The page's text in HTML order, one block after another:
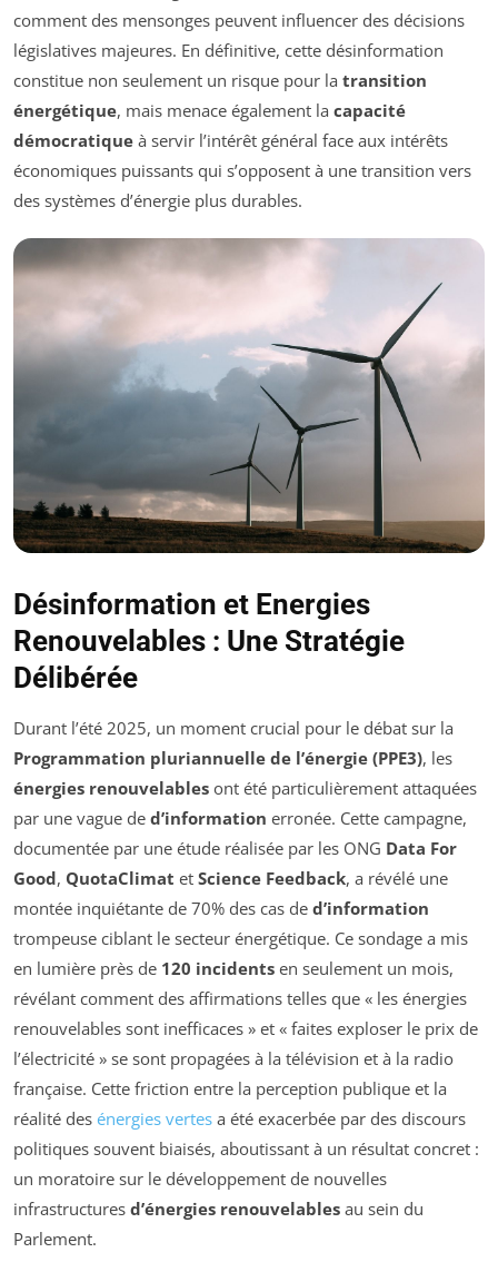
comment des mensonges peuvent influencer des décisions
législatives majeures. En définitive, cette désinformation
constitue non seulement un risque pour la transition
énergétique, mais menace également la capacité
démocratique à servir l’intérêt général face aux intérêts
économiques puissants qui s’opposent à une transition vers
des systèmes d’énergie plus durables.
Désinformation et Energies
Renouvelables : Une Stratégie
Délibérée
Durant l’été 2025, un moment crucial pour le débat sur la
Programmation pluriannuelle de l’énergie (PPE3), les
énergies renouvelables ont été particulièrement attaquées
par une vague de d’information erronée. Cette campagne,
documentée par une étude réalisée par les ONG Data For
Good, QuotaClimat et Science Feedback, a révélé une
montée inquiétante de 70% des cas de d’information
trompeuse ciblant le secteur énergétique. Ce sondage a mis
en lumière près de 120 incidents en seulement un mois,
révélant comment des affirmations telles que « les énergies
renouvelables sont inefficaces » et « faites exploser le prix de
l’électricité » se sont propagées à la télévision et à la radio
française. Cette friction entre la perception publique et la
réalité des énergies vertes a été exacerbée par des discours
politiques souvent biaisés, aboutissant à un résultat concret :
un moratoire sur le développement de nouvelles
infrastructures d’énergies renouvelables au sein du
Parlement.